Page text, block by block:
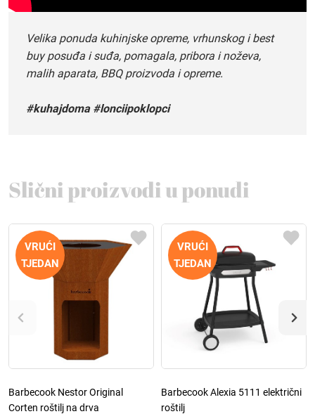
Velika ponuda kuhinjske opreme, vrhunskog i best
buy posuđa i suđa, pomagala, pribora i noževa,
malih aparata, BBQ proizvoda i opreme.
#kuhajdoma #lonciipoklopci
Slični proizvodi u ponudi
VRUĆI
TJEDAN
Barbecook Nestor Original
Corten roštilj na drva
VRUĆI
TJEDAN
Barbecook Alexia 5111 električni
roštilj